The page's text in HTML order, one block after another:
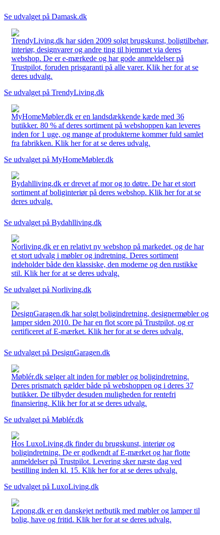
Se udvalget på Damask.dk
TrendyLiving.dk har siden 2009 solgt brugskunst, boligtilbehør,
interiør, designvarer og andre ting til hjemmet via deres
webshop. De er e-mærkede og har gode anmeldelser på
Trustpilot, foruden prisgaranti på alle varer. Klik her for at se
deres udvalg.
Se udvalget på TrendyLiving.dk
MyHomeMøbler.dk er en landsdækkende kæde med 36
butikker. 80 % af deres sortiment på webshoppen kan leveres
inden for 1 uge, og mange af produkterne kommer fuld samlet
fra fabrikken. Klik her for at se deres udvalg.
Se udvalget på MyHomeMøbler.dk
Bydahlliving.dk er drevet af mor og to døtre. De har et stort
sortiment af boliginteriør på deres webshop. Klik her for at se
deres udvalg.
Se udvalget på Bydahlliving.dk
Norliving.dk er en relativt ny webshop på markedet, og de har
et stort udvalg i møbler og indretning. Deres sortiment
indeholder både den klassiske, den moderne og den rustikke
stil. Klik her for at se deres udvalg.
Se udvalget på Norliving.dk
DesignGaragen.dk har solgt boligindretning, designermøbler og
lamper siden 2010. De har en flot score på Trustpilot, og er
certificeret af E-mærket. Klik her for at se deres udvalg.
Se udvalget på DesignGaragen.dk
Møblér.dk sælger alt inden for møbler og boligindretning.
Deres prismatch gælder både på webshoppen og i deres 37
butikker. De tilbyder desuden muligheden for rentefri
finansiering. Klik her for at se deres udvalg.
Se udvalget på Møblér.dk
Hos LuxoLiving.dk finder du brugskunst, interiør og
boligindretning. De er godkendt af E-mærket og har flotte
anmeldelser på Trustpilot. Levering sker næste dag ved
bestilling inden kl. 15. Klik her for at se deres udvalg.
Se udvalget på LuxoLiving.dk
Lepong.dk er en danskejet netbutik med møbler og lamper til
bolig, have og fritid. Klik her for at se deres udvalg.